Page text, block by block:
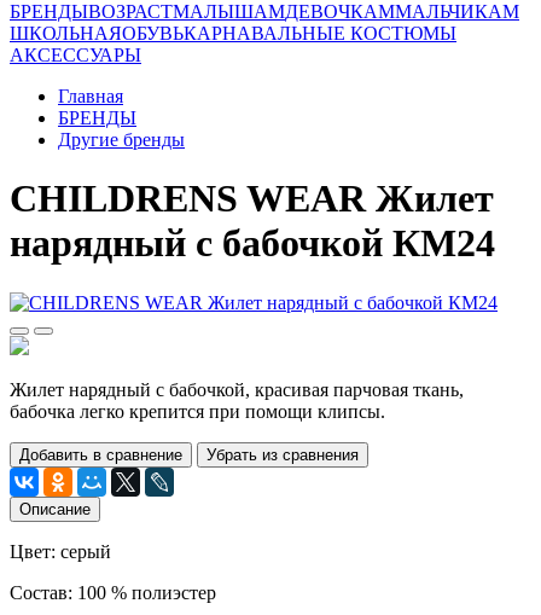
БРЕНДЫВОЗРАСТМАЛЫШАМДЕВОЧКАММАЛЬЧИКАМ
ШКОЛЬНАЯОБУВЬКАРНАВАЛЬНЫЕ КОСТЮМЫ
АКСЕССУАРЫ
Главная
БРЕНДЫ
Другие бренды
CHILDRENS WEAR Жилет
нарядный с бабочкой КМ24
Жилет нарядный с бабочкой, красивая парчовая ткань,
бабочка легко крепится при помощи клипсы.
Добавить в сравнение Убрать из сравнения
Описание
Цвет: серый
Состав: 100 % полиэстер